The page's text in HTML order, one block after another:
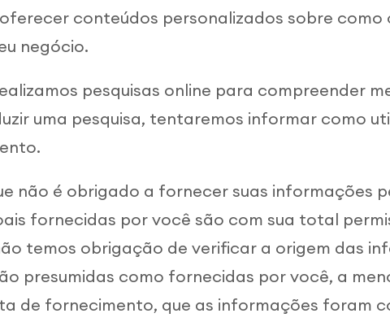
conteúdos personalizados sobre como
negócio.
pesquisas online para compreender
uma pesquisa, tentaremos informar como
não é obrigado a fornecer suas informações
fornecidas por você são com sua total
temos obrigação de verificar a origem das
presumidas como fornecidas por você, a
de fornecimento, que as informações foram